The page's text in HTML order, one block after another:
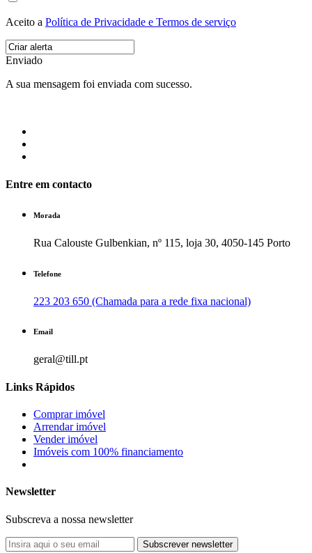
Aceito a Política de Privacidade e Termos de serviço
Enviado
A sua mensagem foi enviada com sucesso.
Entre em contacto
Morada
Rua Calouste Gulbenkian, nº 115, loja 30, 4050-145 Porto
Telefone
223 203 650 (Chamada para a rede fixa nacional)
Email
geral@till.pt
Links Rápidos
Comprar imóvel
Arrendar imóvel
Vender imóvel
Imóveis com 100% financiamento
Newsletter
Subscreva a nossa newsletter
Subscrever newsletter